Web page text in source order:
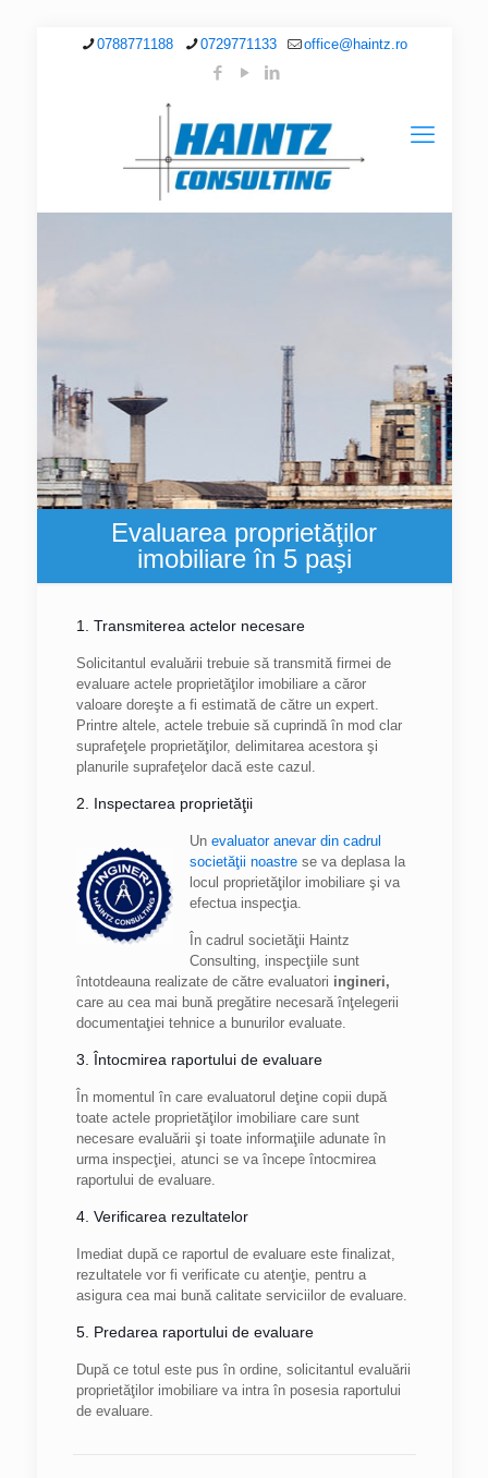
0788771188 0729771133 office@haintz.ro
Evaluarea proprietăţilor
imobiliare în 5 paşi
1. Transmiterea actelor necesare
Solicitantul evaluării trebuie să transmită firmei de
evaluare actele proprietăţilor imobiliare a căror
valoare doreşte a fi estimată de către un expert.
Printre altele, actele trebuie să cuprindă în mod clar
suprafeţele proprietăţilor, delimitarea acestora şi
planurile suprafeţelor dacă este cazul.
2. Inspectarea proprietăţii
Un evaluator anevar din cadrul
societăţii noastrese va deplasa la
locul proprietăţilor imobiliare şi va
efectua inspecţia.
În cadrul societăţii Haintz
Consulting, inspecţiile sunt
întotdeauna realizate de către evaluatori ingineri,
care au cea mai bună pregătire necesară înţelegerii
documentaţiei tehnice a bunurilor evaluate.
3. Întocmirea raportului de evaluare
În momentul în care evaluatorul deţine copii după
toate actele proprietăţilor imobiliare care sunt
necesare evaluării şi toate informaţiile adunate în
urma inspecţiei, atunci se va începe întocmirea
raportului de evaluare.
4. Verificarea rezultatelor
Imediat după ce raportul de evaluare este finalizat,
rezultatele vor fi verificate cu atenţie, pentru a
asigura cea mai bună calitate serviciilor de evaluare.
5. Predarea raportului de evaluare
După ce totul este pus în ordine, solicitantul evaluării
proprietăţilor imobiliare va intra în posesia raportului
de evaluare.